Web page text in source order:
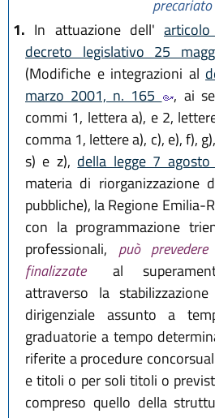
28 dicembre 2023, n. 17
precariato
1. In attuazione dell'
decreto legislativo 25
(Modifiche e integrazioni al
marzo 2001, n. 165
, ai
commi 1, lettera a), e 2,
comma 1, lettere a), c), e), f),
s) e z), della legge 7
materia di riorganizzazione
pubbliche), la Regione Emilia-
con la programmazione
professionali, può
finalizzate
al
attraverso la
dirigenziale assunto a
graduatorie a tempo
riferite a procedure
e titoli o per soli titoli o
compreso quello della